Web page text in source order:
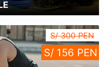
S/ 156 PEN
S/ 300 PEN